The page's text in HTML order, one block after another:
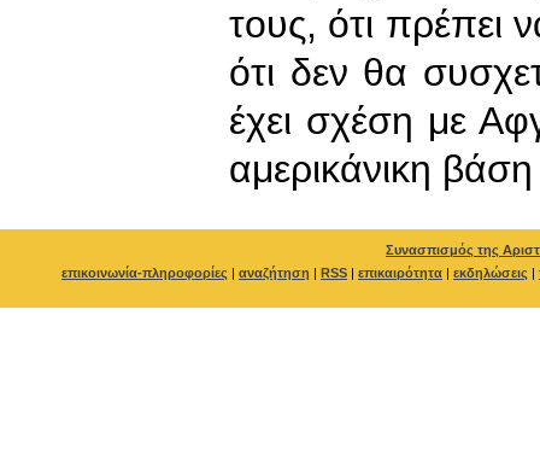
τους, ότι πρέπει
ότι δεν θα
έχει σχέση με
αμερικάνικη
Συνασπισμός της
επικοινωνία-πληροφορίες | αναζήτηση | RSS | επικαιρότητα | εκδηλώσεις |